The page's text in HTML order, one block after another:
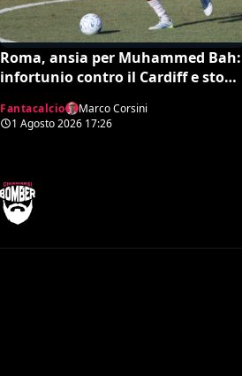
Roma, ansia per Muhammed Bah:
infortunio contro il Cardiff e stop
Fantacalcio
Marco Corsini
1 Agosto 2026 17:26